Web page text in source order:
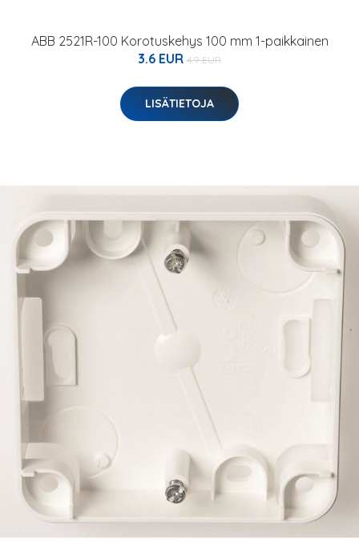
ABB 2521R-100 Korotuskehys 100 mm 1-paikkainen
3.6 EUR 4.9 EUR
LISÄTIETOJA